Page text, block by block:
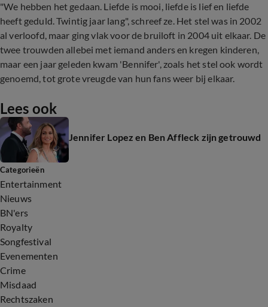
"We hebben het gedaan. Liefde is mooi, liefde is lief en liefde
heeft geduld. Twintig jaar lang", schreef ze. Het stel was in 2002
al verloofd, maar ging vlak voor de bruiloft in 2004 uit elkaar. De
twee trouwden allebei met iemand anders en kregen kinderen,
maar een jaar geleden kwam 'Bennifer', zoals het stel ook wordt
genoemd, tot grote vreugde van hun fans weer bij elkaar.
Lees ook
Jennifer Lopez en Ben Affleck zijn getrouwd
Categorieën
Entertainment
Nieuws
BN'ers
Royalty
Songfestival
Evenementen
Crime
Misdaad
Rechtszaken